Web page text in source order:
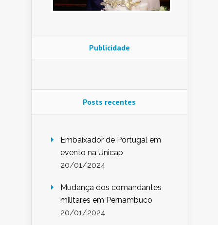
Publicidade
Posts recentes
Embaixador de Portugal em
evento na Unicap
20/01/2024
Mudança dos comandantes
militares em Pernambuco
20/01/2024